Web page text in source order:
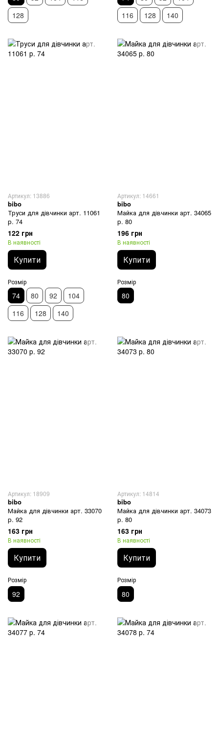
128
116
128 140
Артикул: 13886
bibo
Труси для дівчинки арт. 11061
р. 74
122 грн
В наявності
Купити
Розмір
74 80 92
104
116
128 140
Артикул: 14661
bibo
Майка для дівчинки арт. 34065
р. 80
196 грн
В наявності
Купити
Розмір
80
Артикул: 18909
bibo
Майка для дівчинки арт. 33070
р. 92
163 грн
В наявності
Купити
Розмір
92
Артикул: 14814
bibo
Майка для дівчинки арт. 34073
р. 80
163 грн
В наявності
Купити
Розмір
80